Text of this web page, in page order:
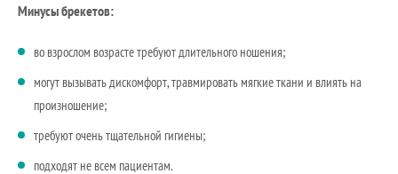
Минусы брекетов:
во взрослом возрасте требуют длительного ношения;
могут вызывать дискомфорт, травмировать мягкие ткани и влиять на
произношение;
требуют очень тщательной гигиены;
подходят не всем пациентам.